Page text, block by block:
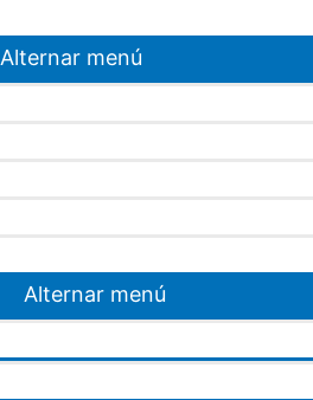
Alternar menú
Alternar menú